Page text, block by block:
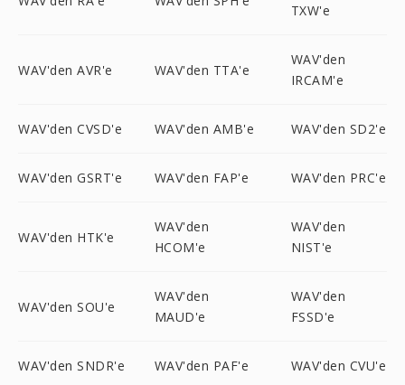
TXW'e
WAV'den AVR'e WAV'den TTA'e
WAV'den
IRCAM'e
WAV'den CVSD'e WAV'den AMB'e WAV'den SD2'e
WAV'den GSRT'e WAV'den FAP'e WAV'den PRC'e
WAV'den HTK'e
WAV'den
HCOM'e
WAV'den
NIST'e
WAV'den SOU'e
WAV'den
MAUD'e
WAV'den
FSSD'e
WAV'den SNDR'e WAV'den PAF'e WAV'den CVU'e